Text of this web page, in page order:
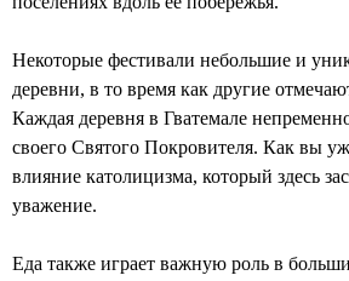
Некоторые фестивали небольшие и
деревни, в то время как другие
Каждая деревня в Гватемале
своего Святого Покровителя. Как вы
влияние католицизма, который здесь
уважение.
Еда также играет важную роль в